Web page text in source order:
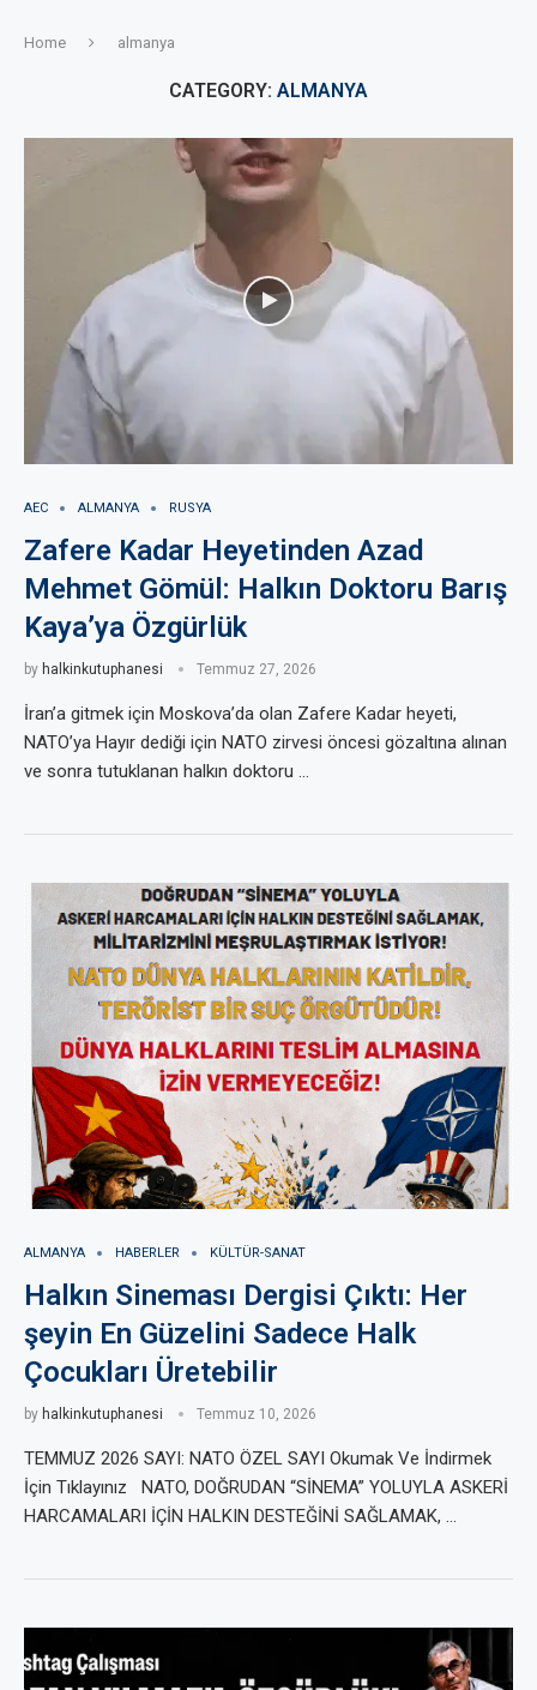
Home almanya
CATEGORY: ALMANYA
AEC ALMANYA RUSYA
Zafere Kadar Heyetinden Azad
Mehmet Gömül: Halkın Doktoru Barış
Kaya’ya Özgürlük
by halkinkutuphanesi Temmuz 27, 2026
İran’a gitmek için Moskova’da olan Zafere Kadar heyeti,
NATO’ya Hayır dediği için NATO zirvesi öncesi gözaltına alınan
ve sonra tutuklanan halkın doktoru …
ALMANYA HABERLER KÜLTÜR-SANAT
Halkın Sineması Dergisi Çıktı: Her
şeyin En Güzelini Sadece Halk
Çocukları Üretebilir
by halkinkutuphanesi Temmuz 10, 2026
TEMMUZ 2026 SAYI: NATO ÖZEL SAYI Okumak Ve İndirmek
İçin Tıklayınız NATO, DOĞRUDAN “SİNEMA” YOLUYLA ASKERİ
HARCAMALARI İÇİN HALKIN DESTEĞİNİ SAĞLAMAK, …